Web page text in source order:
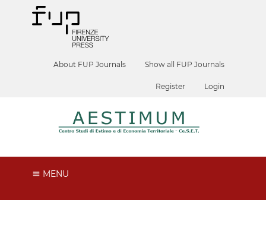
About FUP Journals Show all FUP Journals
Register Login
MENU